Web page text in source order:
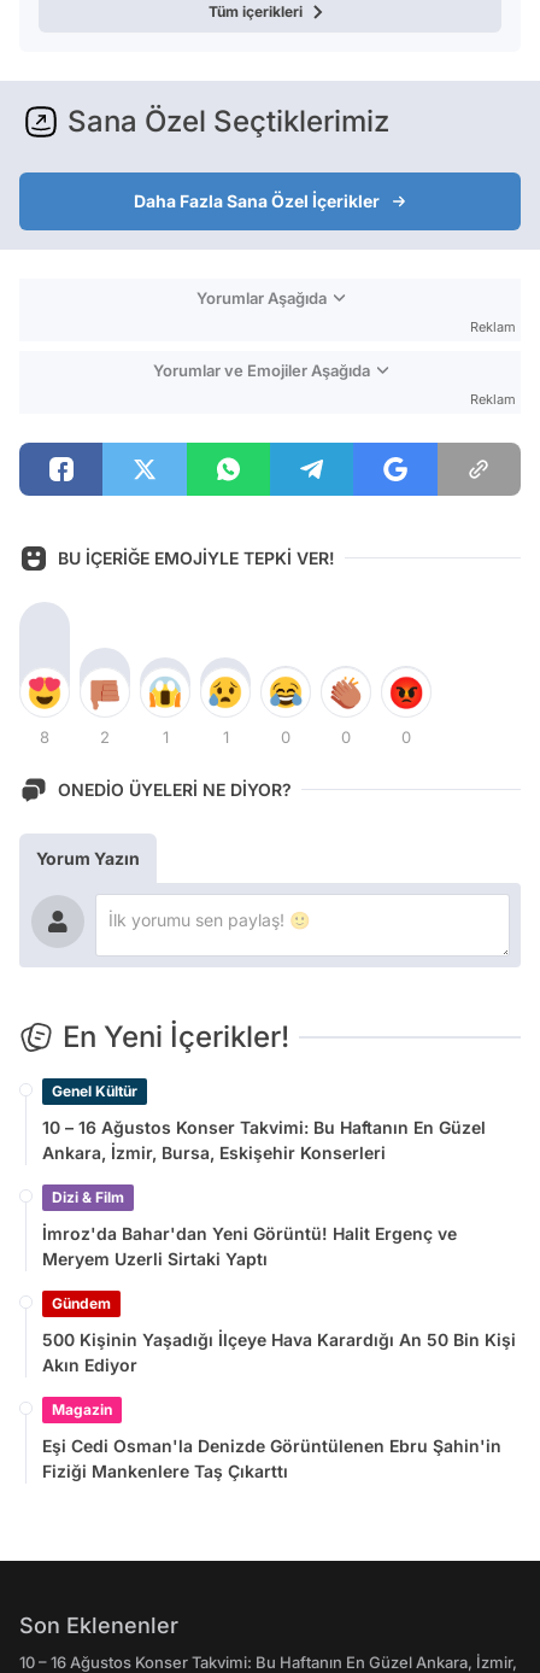
Tüm içerikleri
Sana Özel Seçtiklerimiz
Daha Fazla Sana Özel İçerikler
Yorumlar Aşağıda
Reklam
Yorumlar ve Emojiler Aşağıda
Reklam
BU İÇERİĞE EMOJİYLE TEPKİ VER!
8 2 1 1 0 0 0
ONEDİO ÜYELERİ NE DİYOR?
Yorum Yazın
En Yeni İçerikler!
Genel Kültür
10 – 16 Ağustos Konser Takvimi: Bu Haftanın En Güzel
Ankara, İzmir, Bursa, Eskişehir Konserleri
Dizi & Film
İmroz'da Bahar'dan Yeni Görüntü! Halit Ergenç ve
Meryem Uzerli Sirtaki Yaptı
Gündem
500 Kişinin Yaşadığı İlçeye Hava Karardığı An 50 Bin Kişi
Akın Ediyor
Magazin
Eşi Cedi Osman'la Denizde Görüntülenen Ebru Şahin'in
Fiziği Mankenlere Taş Çıkarttı
Son Eklenenler
10 – 16 Ağustos Konser Takvimi: Bu Haftanın En Güzel Ankara, İzmir,